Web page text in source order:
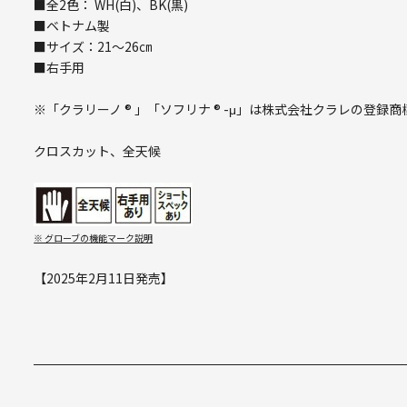
■全2色： WH(白)、BK(黒)
■ベトナム製
■サイズ：21～26㎝
■右手用
※「クラリーノ ® 」「ソフリナ ® -μ」は株式会社クラレの登録商
クロスカット、全天候
※ グローブの機能マーク説明
【2025年2月11日発売】